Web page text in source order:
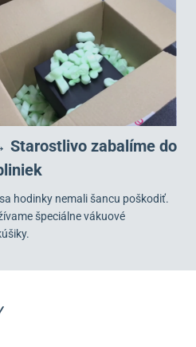
Starostlivo zabalíme do
hodinky nemali šancu poškodiť.
špeciálne vákuové